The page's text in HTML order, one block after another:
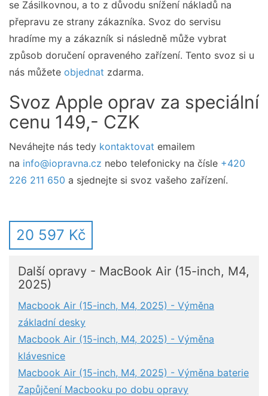
se Zásilkovnou, a to z důvodu snížení nákladů na
přepravu ze strany zákazníka. Svoz do servisu
hradíme my a zákazník si následně může vybrat
způsob doručení opraveného zařízení. Tento svoz si u
nás můžete objednat zdarma.
Svoz Apple oprav za speciální
cenu 149,- CZK
Neváhejte nás tedy kontaktovat emailem
na info@iopravna.cz nebo telefonicky na čísle +420
226 211 650 a sjednejte si svoz vašeho zařízení.
20 597 Kč
Další opravy - MacBook Air (15-inch, M4,
2025)
Macbook Air (15-inch, M4, 2025) - Výměna
základní desky
Macbook Air (15-inch, M4, 2025) - Výměna
klávesnice
Macbook Air (15-inch, M4, 2025) - Výměna baterie
Zapůjčení Macbooku po dobu opravy